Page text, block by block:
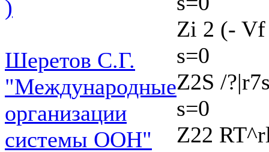
)
Шеретов С.Г.
"Международные
организации
системы ООН"
Zi 2 (- Vf
s=0
Z2S /
s=0
Z22